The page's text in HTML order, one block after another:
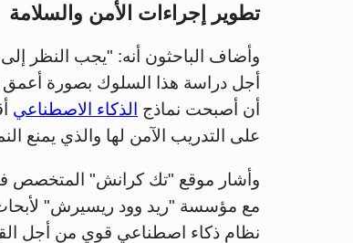
تطوير إجراءات الأمن والسلامة
وأضاف الباحثون أنه: "يجب النظر
أجل دراسة هذا السلوك بصورة أعمق
أن أصبحت نماذج الذكاء الاصطناعي
على التدريب الآمن لها والذي يمنع
وأشار موقع "تك كرانش" المتخصص في
مع مؤسسة "ريد وود ريسيرش" لأبحاث
نظام ذكاء اصطناعي قوي من أجل